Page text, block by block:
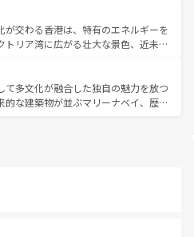
ミー、ベトナムコーヒーなどは、ぜ
。どの地域を訪れてもあたたかい人々
れるので、きっと忘れられない旅にな
。北部ではチェンマイなどの山岳地
、南部ではプーケットやクラビの美し
気分を楽しむことができる。タイ料理
温暖で、どの季節にも異なる楽しみ
みやすいタイの人々、仏教を中心とし
な観光資源が、訪れる旅人を魅了し続
が交わる香港は、特有のエネルギーを
トリア湾に広がる壮大な景色、近未来
動するはず。観光スポットが密集し
どころを回れるのも魅力。息をのむよ
な体験まで、香港を存分に楽しみ尽く
て多文化が融合した独自の魅力を放つ
的な建築物が並ぶマリーナベイ、歴史
の風情を楽しめる外せないスポット